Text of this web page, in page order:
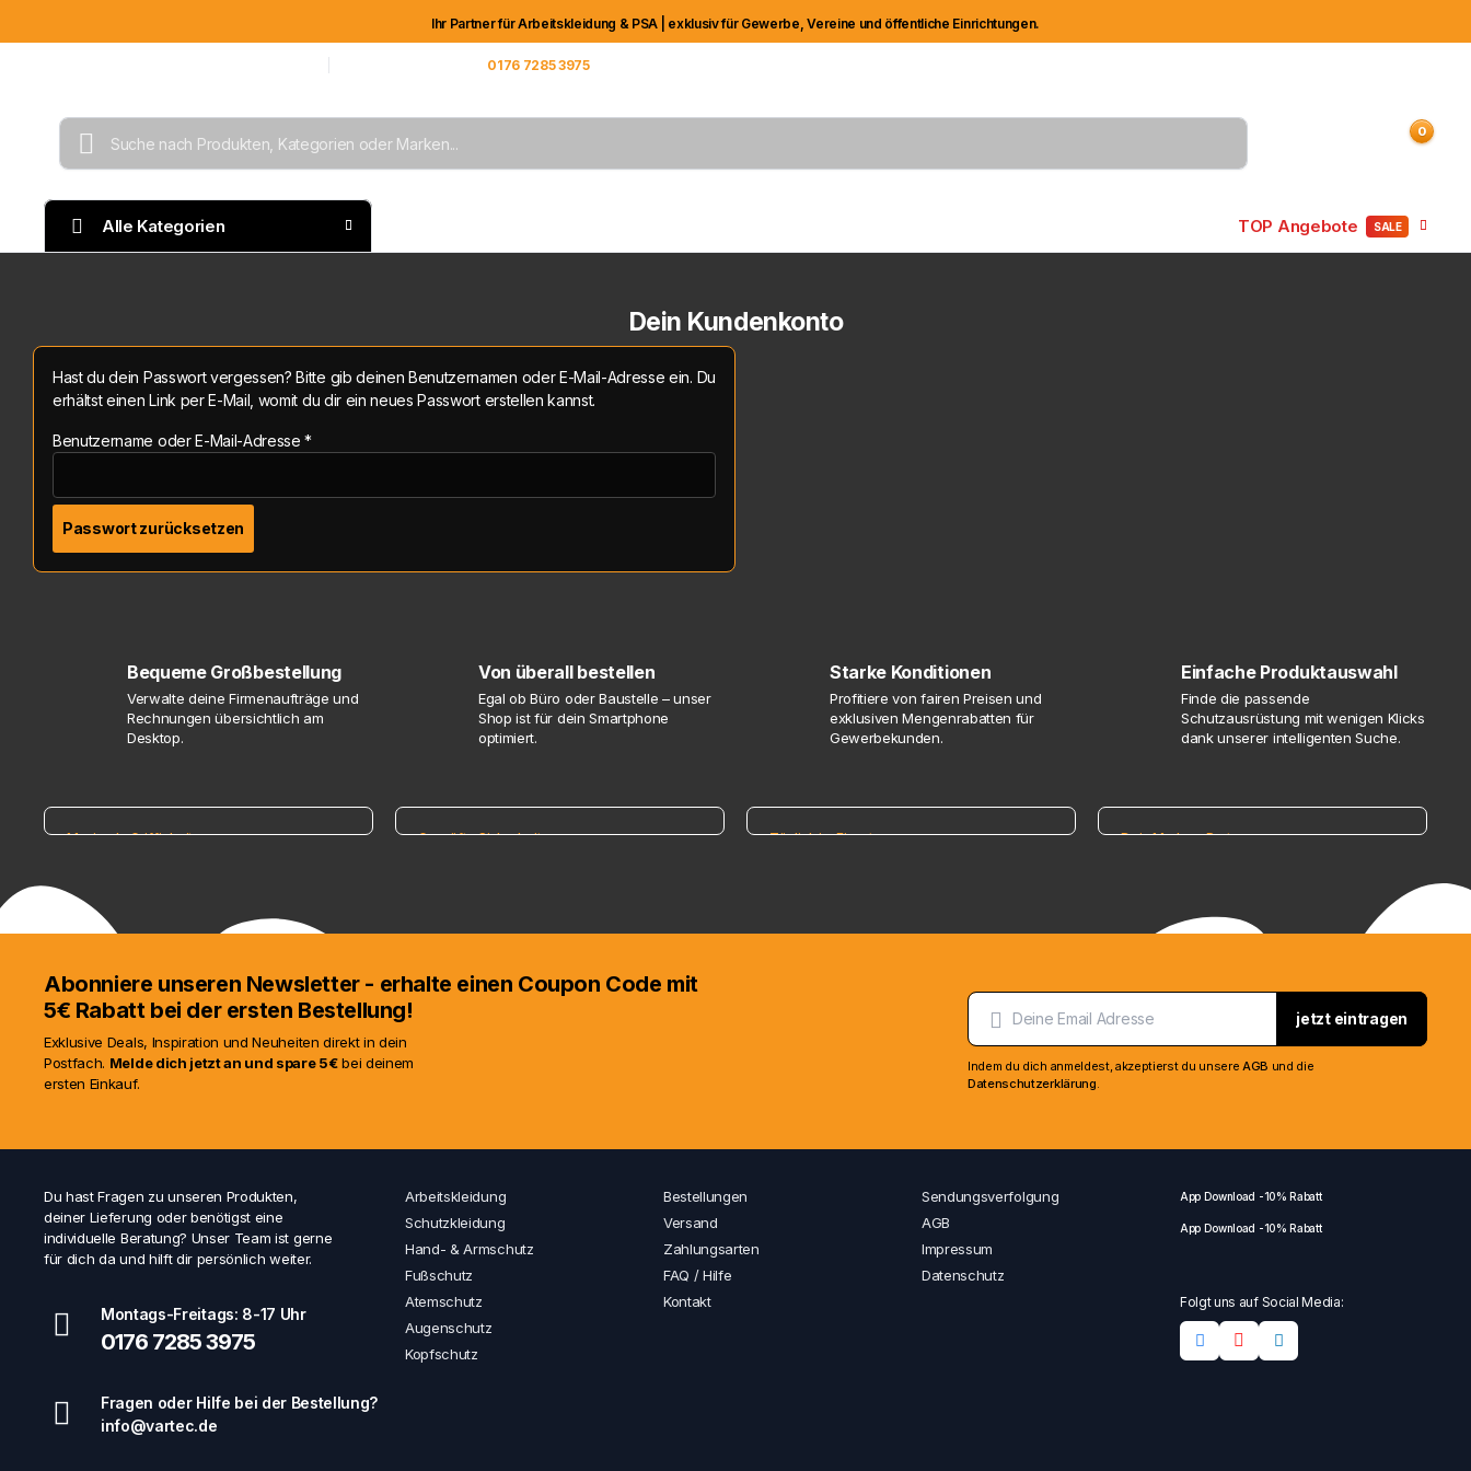
Ihr Partner für Arbeitskleidung & PSA | exklusiv für Gewerbe, Vereine und öffentliche Einrichtungen.
0176 7285 3975
0
Alle Kategorien TOP Angebote SALE
Dein Kundenkonto
Hast du dein Passwort vergessen? Bitte gib deinen Benutzernamen oder E-Mail-Adresse ein. Du
erhältst einen Link per E-Mail, womit du dir ein neues Passwort erstellen kannst.
Benutzername oder E-Mail-Adresse*
Passwort zurücksetzen
Bequeme Großbestellung
Verwalte deine Firmenaufträge und
Rechnungen übersichtlich am
Desktop.
Von überall bestellen
Egal ob Büro oder Baustelle – unser
Shop ist für dein Smartphone
optimiert.
Starke Konditionen
Profitiere von fairen Preisen und
exklusiven Mengenrabatten für
Gewerbekunden.
Einfache Produktauswahl
Finde die passende
Schutzausrüstung mit wenigen Klicks
dank unserer intelligenten Suche.
Maximale Griffigkeit
deine Hände
Entdecke unsere Auswahl an Nitras
Jetzt entdecken
Geprüfte Sicherheit Täglich im Einsatz Dein Marken-Partner
mit den führenden Herstellern der
Jetzt shoppen
Abonniere unseren Newsletter - erhalte einen Coupon Code mit
5€ Rabatt bei der ersten Bestellung!
Exklusive Deals, Inspiration und Neuheiten direkt in dein
Postfach. Melde dich jetzt an und spare 5€bei deinem
ersten Einkauf.
jetzt eintragen
Indem du dich anmeldest, akzeptierst du unsere AGB und die
Datenschutzerklärung
Du hast Fragen zu unseren Produkten,
deiner Lieferung oder benötigst eine
individuelle Beratung? Unser Team ist gerne
für dich da und hilft dir persönlich weiter.
Montags-Freitags: 8-17 Uhr
0176 7285 3975
Fragen oder Hilfe bei der Bestellung?
info@vartec.de
Arbeitskleidung
Schutzkleidung
Hand- & Armschutz
Fußschutz
Atemschutz
Augenschutz
Kopfschutz
Bestellungen
Versand
Zahlungsarten
FAQ / Hilfe
Kontakt
Sendungsverfolgung
AGB
Impressum
Datenschutz
App Download -10% Rabatt
App Download -10% Rabatt
Folgt uns auf Social Media: